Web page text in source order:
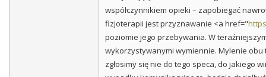
współczynnikiem opieki – zapobiegać
fizjoterapii jest przyznawanie <a href="
poziomie jego przebywania. W
wykorzystywanymi wymiennie. Mylenie obu
zgłosimy się nie do tego speca, do jakiego